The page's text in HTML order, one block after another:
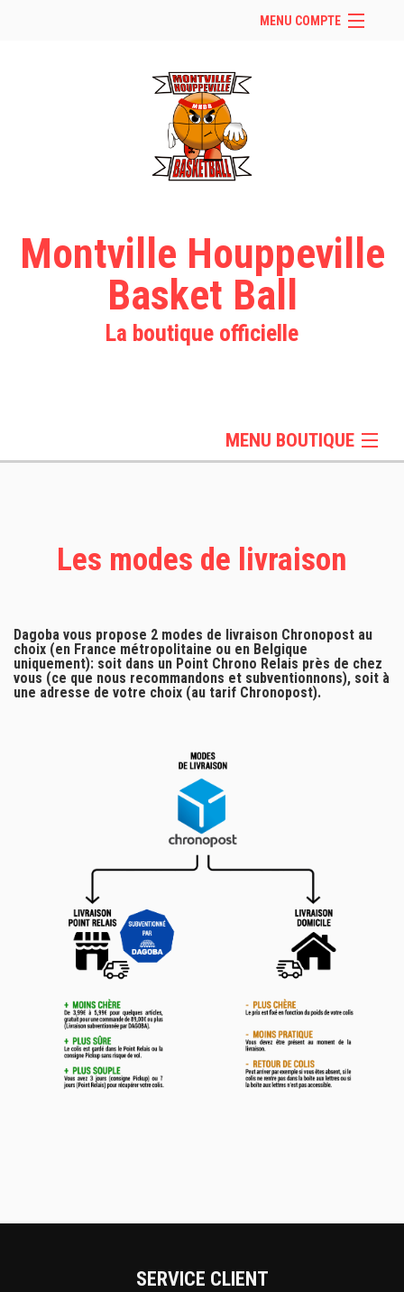
MENU COMPTE
Retour à notre site
Facebook
Instagram
Se connecter
Montville Houppeville
Basket Ball
La boutique officielle
MENU BOUTIQUE
PULLS ET VESTES
Sportswear
Les modes de livraison
Dagoba vous propose 2 modes de livraison Chronopost au
choix (en France métropolitaine ou en Belgique
uniquement): soit dans un Point Chrono Relais près de chez
vous (ce que nous recommandons et subventionnons), soit à
une adresse de votre choix (au tarif Chronopost).
SERVICE CLIENT